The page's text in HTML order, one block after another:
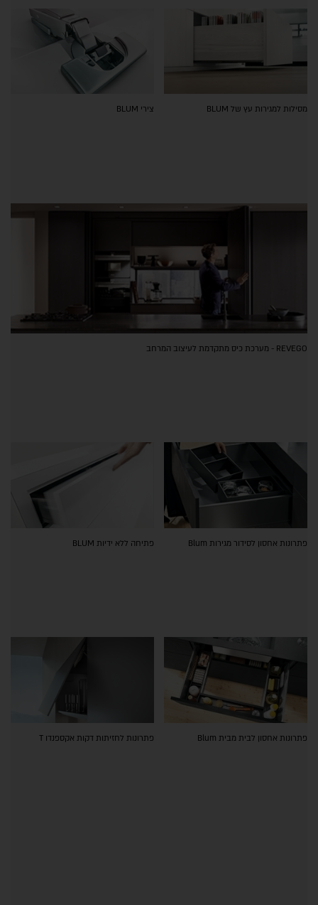
מסילות למגירות עץ של BLUM צירי BLUM
REVEGO - מערכת כיס מתקדמת לעיצוב המרחב
פתרונות אחסון לסידור מגירות Blum פתיחה ללא ידיות BLUM
פתרונות אחסון לבית מבית Blum פתרונות לחזיתות דקות אקספנדו T